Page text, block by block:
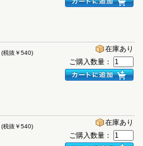
(税抜￥540)
在庫あり
ご購入数量：
(税抜￥540)
在庫あり
ご購入数量：